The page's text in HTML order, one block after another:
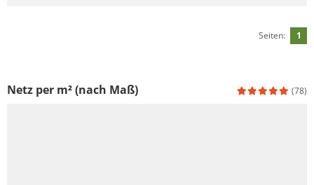
Seiten: 1
Netz per m² (nach Maß) (78)